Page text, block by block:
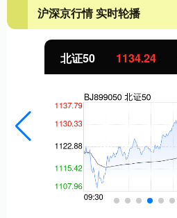
沪深京行情 实时轮播
北证50 1134.24